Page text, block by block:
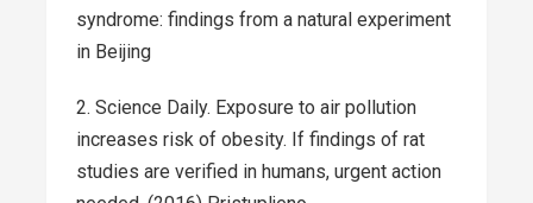
syndrome: findings from a natural experiment
in Beijing
2. Science Daily. Exposure to air pollution
increases risk of obesity. If findings of rat
studies are verified in humans, urgent action